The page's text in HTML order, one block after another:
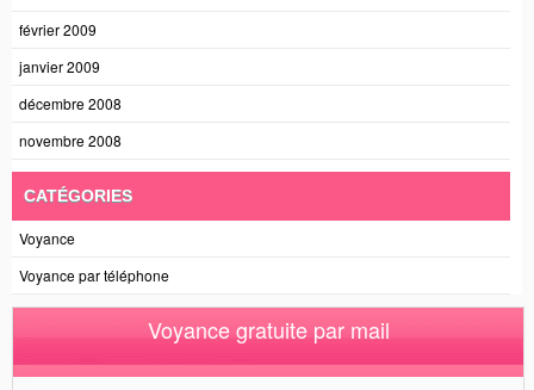
février 2009
janvier 2009
décembre 2008
novembre 2008
CATÉGORIES
Voyance
Voyance par téléphone
Voyance gratuite par mail